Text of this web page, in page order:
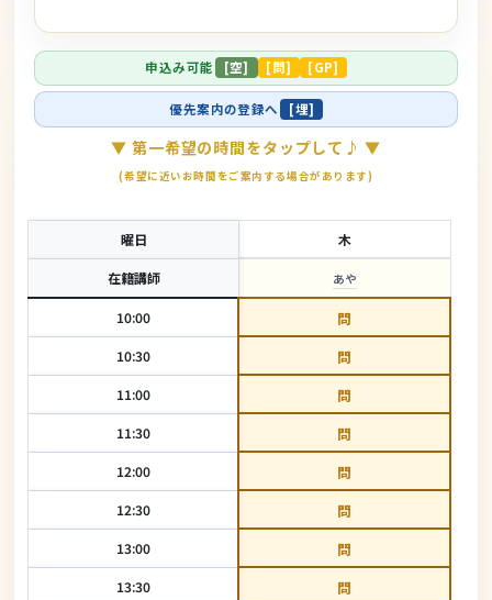
申込み可能 [空] [問] [GP]
優先案内の登録へ [埋]
▼ 第一希望の時間をタップして♪ ▼
(希望に近いお時間をご案内する場合があります)
曜日 木
在籍講師 あや
10:00 問
10:30 問
11:00 問
11:30 問
12:00 問
12:30 問
13:00 問
13:30 問